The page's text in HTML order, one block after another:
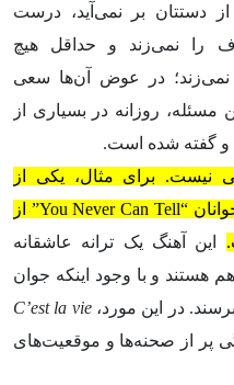
دستتان بر نمی‌آید، درست
را نمی‌زند و حداقل هیچ
نمی‌زند؛ در عوض آن‌ها سعی
مسئله، روزانه در بسیاری از
و گفته شده است.
نیست. برای مثال، یکی از
آهنگ‌های محبوب و مطرح بین ما جوانان “You Never Can Tell” از
این آهنگ یک ترانه عاشقانه
هستند و با وجود اینکه جوان
در این مورد،C’est la vie
پر از صحنه‌ها و موقعیت‌های